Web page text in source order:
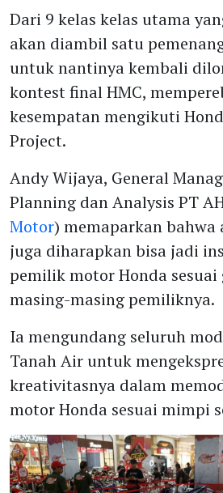
Dari 9 kelas kelas utama
akan diambil satu
untuk nantinya kembali
kontest final HMC,
kesempatan mengikuti
Project.
Andy Wijaya, General
Planning dan Analysis PT
Motor) memaparkan bahwa
juga diharapkan bisa jadi
pemilik motor Honda sesuai
masing-masing pemiliknya.
Ia mengundang seluruh
Tanah Air untuk
kreativitasnya dalam
motor Honda sesuai mimpi